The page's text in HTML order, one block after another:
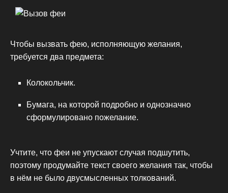
Чтобы вызвать фею, исполняющую желания,
требуется два предмета:
Колокольчик.
Бумага, на которой подробно и однозначно
сформулировано пожелание.
Учтите, что феи не упускают случая подшутить,
поэтому продумайте текст своего желания так, чтобы
в нём не было двусмысленных толкований.